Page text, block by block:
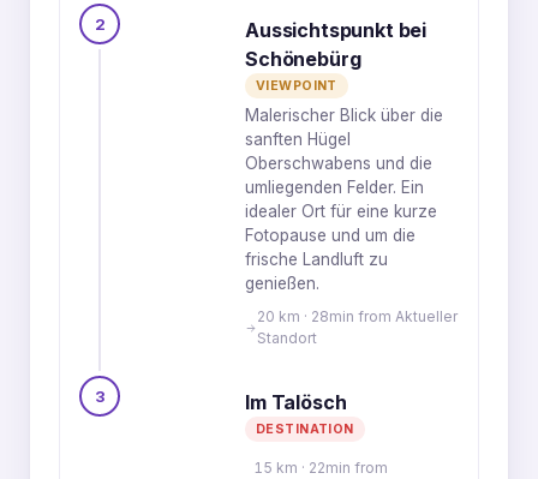
2
Aussichtspunkt bei
Schönebürg
VIEWPOINT
Malerischer Blick über die
sanften Hügel
Oberschwabens und die
umliegenden Felder. Ein
idealer Ort für eine kurze
Fotopause und um die
frische Landluft zu
genießen.
20 km · 28min from Aktueller
Standort
3 Im Talösch
DESTINATION
15 km · 22min from